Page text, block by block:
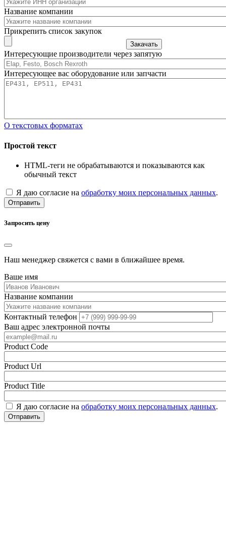
Название компании
Прикрепить список закупок
Закачать
Интересующие производители через запятую
Интересующее вас оборудование или запчасти
О текстовых форматах
Простой текст
HTML-теги не обрабатываются и показываются как
обычный текст
Я даю согласие на обработку моих персональных данных.
Отправить
Запросить цену
Наш менеджер свяжется с вами в ближайшее время.
Ваше имя
Название компании
Контактный телефон
Ваш адрес электронной почты
Product Code
Product Url
Product Title
Я даю согласие на обработку моих персональных данных.
Отправить